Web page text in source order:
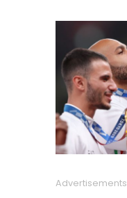
Advertisements